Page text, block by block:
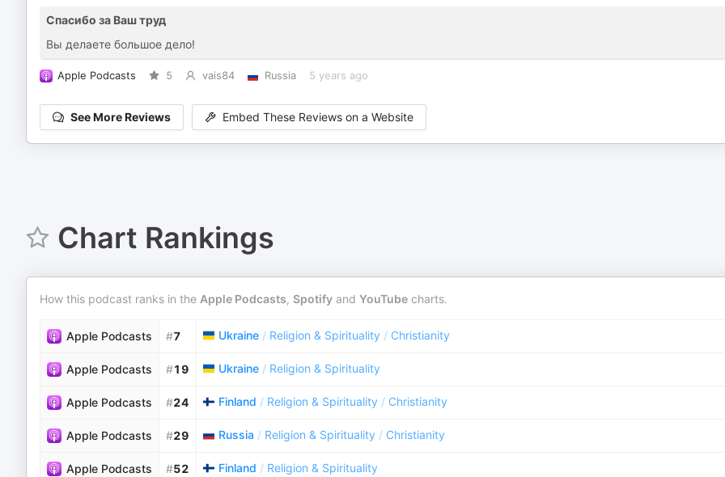
Спасибо за Ваш труд
Вы делаете большое дело!
Apple Podcasts 5 vais84 Russia 5 years ago
See More Reviews Embed These Reviews on a Website
Chart Rankings
How this podcast ranks in the Apple Podcasts, Spotify and YouTube charts.
Apple Podcasts #7 Ukraine / Religion & Spirituality / Christianity
Apple Podcasts #19 Ukraine / Religion & Spirituality
Apple Podcasts #24 Finland / Religion & Spirituality / Christianity
Apple Podcasts #29 Russia / Religion & Spirituality / Christianity
Apple Podcasts #52 Finland / Religion & Spirituality